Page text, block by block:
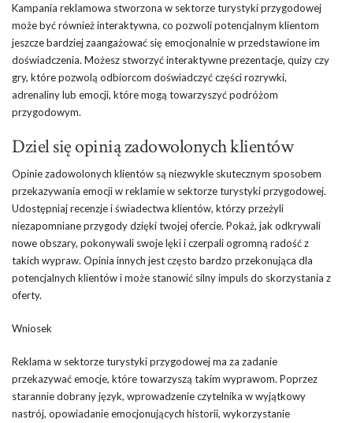
Kampania reklamowa stworzona w sektorze turystyki przygodowej
może być również interaktywna, co pozwoli potencjalnym klientom
jeszcze bardziej zaangażować się emocjonalnie w przedstawione im
doświadczenia. Możesz stworzyć interaktywne prezentacje, quizy czy
gry, które pozwolą odbiorcom doświadczyć części rozrywki,
adrenaliny lub emocji, które mogą towarzyszyć podróżom
przygodowym.
Dziel się opinią zadowolonych klientów
Opinie zadowolonych klientów są niezwykle skutecznym sposobem
przekazywania emocji w reklamie w sektorze turystyki przygodowej.
Udostępniaj recenzje i świadectwa klientów, którzy przeżyli
niezapomniane przygody dzięki twojej ofercie. Pokaż, jak odkrywali
nowe obszary, pokonywali swoje lęki i czerpali ogromną radość z
takich wypraw. Opinia innych jest często bardzo przekonująca dla
potencjalnych klientów i może stanowić silny impuls do skorzystania z
oferty.
Wniosek
Reklama w sektorze turystyki przygodowej ma za zadanie
przekazywać emocje, które towarzyszą takim wyprawom. Poprzez
starannie dobrany język, wprowadzenie czytelnika w wyjątkowy
nastrój, opowiadanie emocjonujących historii, wykorzystanie